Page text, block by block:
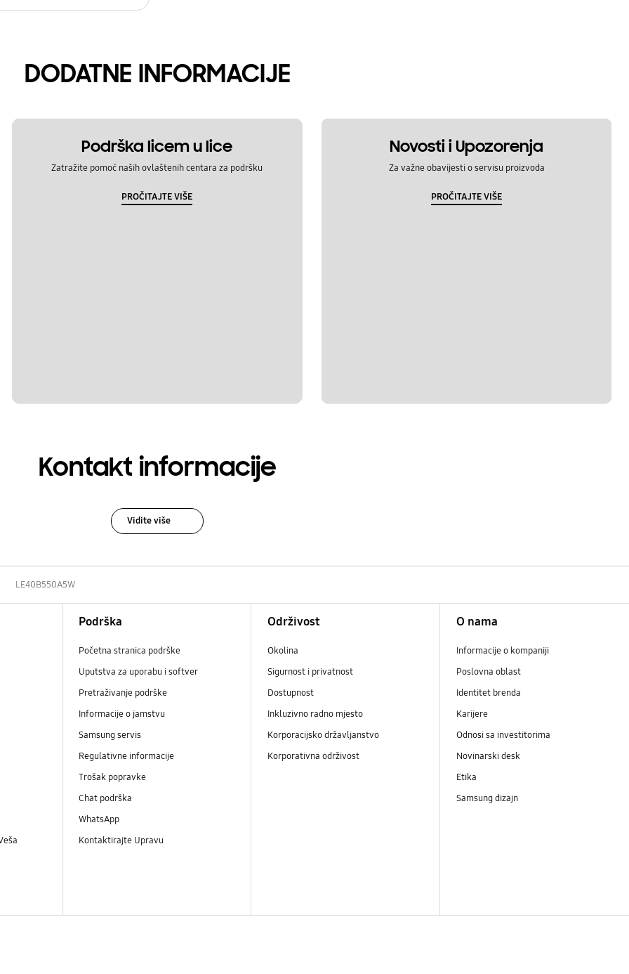
DODATNE INFORMACIJE
Podrška licem u lice
Zatražite pomoć naših ovlaštenih centara za podršku
PROČITAJTE VIŠE
Novosti i Upozorenja
Za važne obavijesti o servisu proizvoda
PROČITAJTE VIŠE
Kontakt informacije
Vidite više
LE40B550A5W
Podrška
Početna stranica podrške
Uputstva za uporabu i softver
Pretraživanje podrške
Informacije o jamstvu
Samsung servis
Regulativne informacije
Trošak popravke
Chat podrška
WhatsApp
Kontaktirajte Upravu
Održivost
Okolina
Sigurnost i privatnost
Dostupnost
Inkluzivno radno mjesto
Korporacijsko državljanstvo
Korporativna održivost
O nama
Informacije o kompaniji
Poslovna oblast
Identitet brenda
Karijere
Odnosi sa investitorima
Novinarski desk
Etika
Samsung dizajn